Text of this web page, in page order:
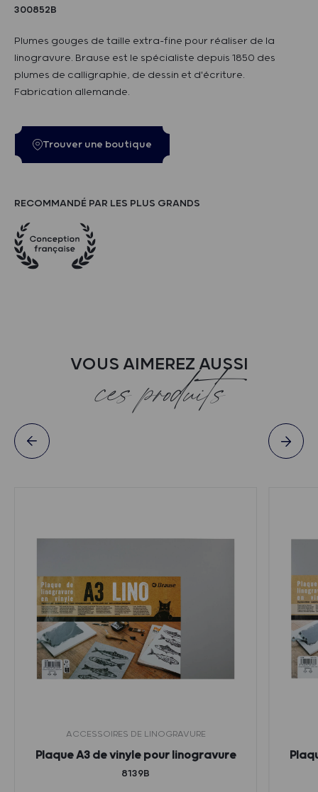
300852B
Plumes gouges de taille extra-fine pour réaliser de la
linogravure. Brause est le spécialiste depuis 1850 des
plumes de calligraphie, de dessin et d'écriture.
Fabrication allemande.
Trouver une boutique
RECOMMANDÉ PAR LES PLUS GRANDS
VOUS AIMEREZ AUSSI
ces produits
ACCESSOIRES DE LINOGRAVURE
Plaque A3 de vinyle pour linogravure
8139B